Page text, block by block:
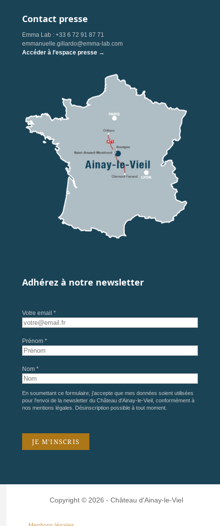
Contact presse
Emma Lab : +33 6 72 91 87 71
emmanuelle.gillardo@emma-lab.com
Accéder à l’espace presse →
Adhérez à notre newsletter
Votre email *
Prénom *
Nom *
En soumettant ce formulaire, j'accepte que mes données soient utilisées
pour l'envoi de la newsletter du Château d'Ainay-le-Vieil, conformément à
nos mentions légales . Désinscription possible à tout moment.
Copyright © 2026 - Château d'Ainay-le-Viel